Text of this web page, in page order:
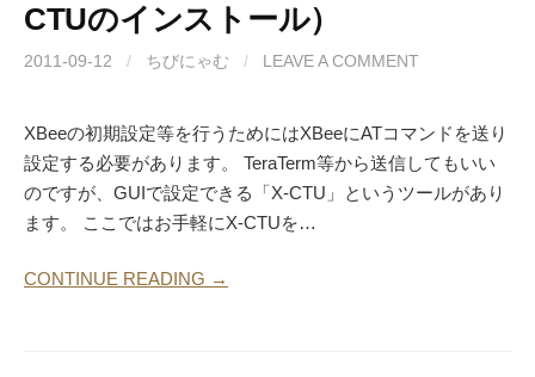
CTUのインストール）
2011-09-12 / ちびにゃむ / LEAVE A COMMENT
XBeeの初期設定等を行うためにはXBeeにATコマンドを送り
設定する必要があります。 TeraTerm等から送信してもいい
のですが、GUIで設定できる「X-CTU」というツールがあり
ます。 ここではお手軽にX-CTUを…
CONTINUE READING →